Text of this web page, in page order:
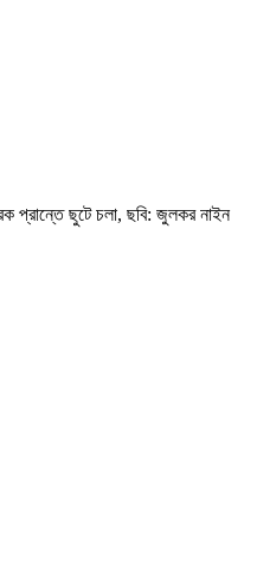
প্রান্তে ছুটে চলা, ছবি: জুলকর নাইন